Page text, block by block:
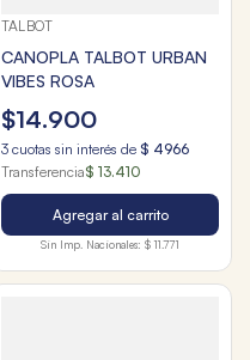
TALBOT
CANOPLA TALBOT URBAN
VIBES ROSA
$14.900
3 cuotas sin interés de $ 4966
Transferencia$ 13.410
Agregar al carrito
Sin Imp. Nacionales: $ 11.771